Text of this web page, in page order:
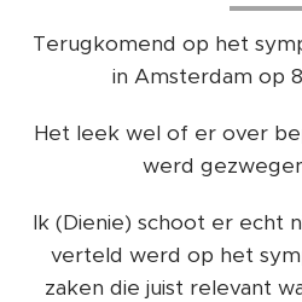
Terugkomend op het
in Amsterdam op
Het leek wel of er over
werd
Ik (Dienie) schoot er echt
verteld werd op het
zaken die juist relevant